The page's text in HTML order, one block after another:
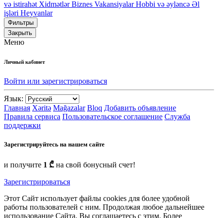
və istirahət Xidmətlər Biznes Vakansiyalar Hobbi və əyləncə Əl
işləri Heyvanlar
Фильтры
Закрыть
Меню
Личный кабинет
Войти или зарегистрироваться
Язык:
Главная Xəritə Mağazalar Bloq Добавить объявление
Правила сервиса Пользовательское соглашение Служба
поддержки
Зарегистрируйтесь на нашем сайте
и получите 1 ₾ на свой бонусный счет!
Зарегистрироваться
Этот Сайт использует файлы cookies для более удобной
работы пользователей с ним. Продолжая любое дальнейшее
использование Сайта, Вы соглашаетесь с этим. Более